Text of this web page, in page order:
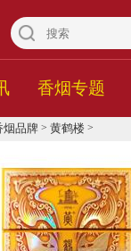
香烟专题
烟品牌 > 黄鹤楼>